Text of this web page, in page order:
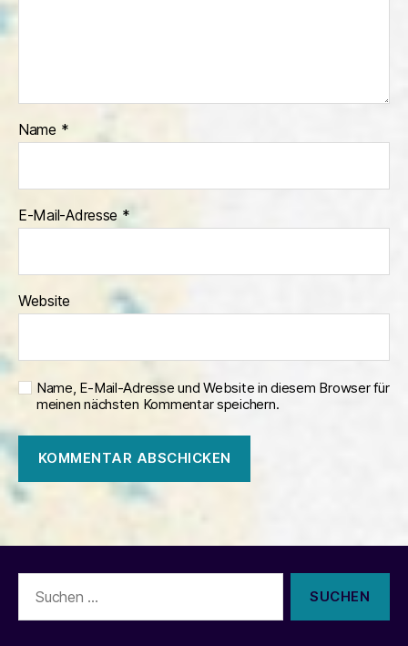
Name *
E-Mail-Adresse *
Website
Name, E-Mail-Adresse und Website in diesem Browser für
meinen nächsten Kommentar speichern.
nach: